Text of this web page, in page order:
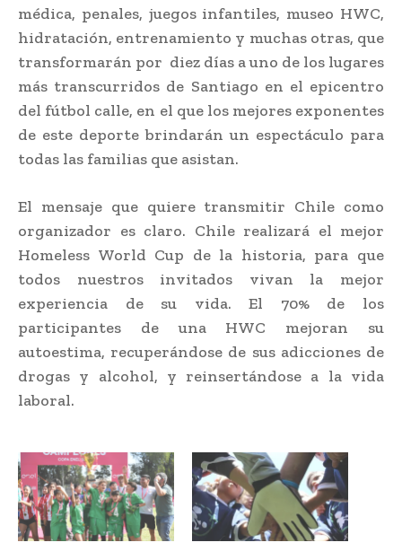
médica, penales, juegos infantiles, museo HWC,
hidratación, entrenamiento y muchas otras, que
transformarán por diez días a uno de los lugares
más transcurridos de Santiago en el epicentro
del fútbol calle, en el que los mejores exponentes
de este deporte brindarán un espectáculo para
todas las familias que asistan.
El mensaje que quiere transmitir Chile como
organizador es claro. Chile realizará el mejor
Homeless World Cup de la historia, para que
todos nuestros invitados vivan la mejor
experiencia de su vida. El 70% de los
participantes de una HWC mejoran su
autoestima, recuperándose de sus adicciones de
drogas y alcohol, y reinsertándose a la vida
laboral.